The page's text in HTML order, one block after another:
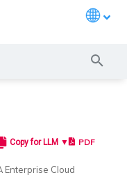
述
建 LAGMCR 连接
Direct Connect
Direct Connect
MVE 连接
Direct Connect
Direct Connect
Direct Connect
Direct Connect
由过滤概述概述
SD-WAN 概述
Secure Edge 概述
Point CloudGuard 概
MVE 概述
FortiGate 概述
MVE 概述
Series Firewall
FusionHub 概述
SD-WAN 概述
SD-WAN 概述
要求
辑 IX 功能概述
活 Port
或 VXC 中断或抖动
中断或不可用
中断或不可用
连接性
服务提供商互联地址空间
Copy for LLM ▼ PDF
Enterprise Cloud